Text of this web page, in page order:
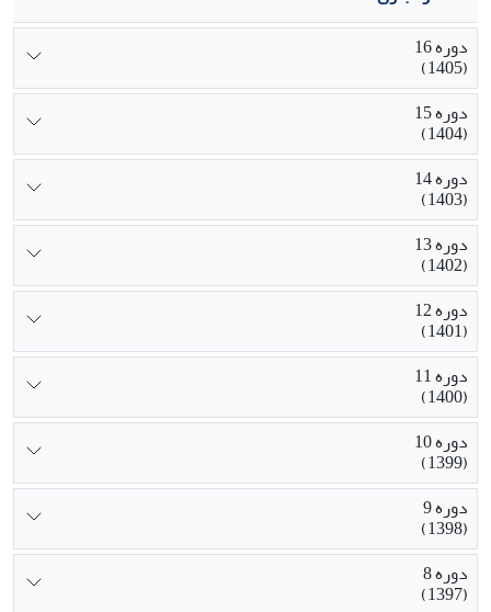
دوره 16
(1405)
دوره 15
(1404)
دوره 14
(1403)
دوره 13
(1402)
دوره 12
(1401)
دوره 11
(1400)
دوره 10
(1399)
دوره 9
(1398)
دوره 8
(1397)